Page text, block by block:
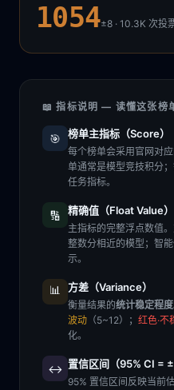
1054±8 · 10.3K次投
📖 指标说明 — 读懂这张榜
🎯 榜单主指标（Score）
每个榜单会采用官网对
单通常是模型竞技积分
任务指标。
🔢 精确值（Float Value）
主指标的完整浮点数值
整数分相近的模型；智
示。
📊 方差（Variance）
衡量结果的统计稳定程度
波动 （5~12）； 红色·不
化。
↔️ 置信区间（95% CI =
95% 置信区间反映当前